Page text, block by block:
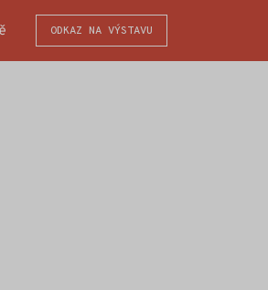
krajinavýstava Liberecké
ODKAZ NA VÝSTAVU